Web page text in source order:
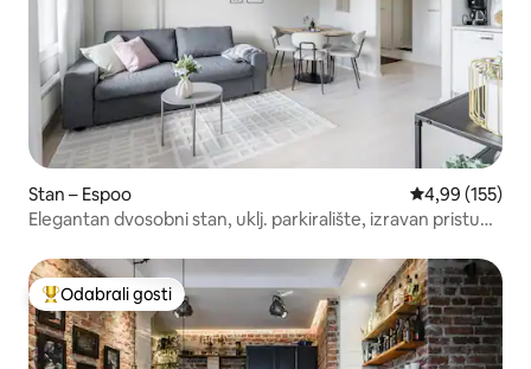
Stan – Espoo Prosječna
4,99 (155)
Elegantan dvosobni stan, uklj. parkiralište, izravan pristup
Među najviše rangiranima s oznakom „Odabrali gosti”
Odabrali gosti